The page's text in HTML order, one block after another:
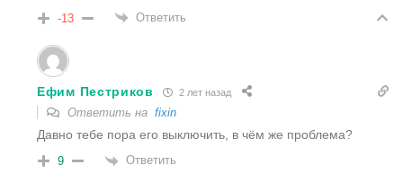
-13 Ответить
Ефим Пестриков 2 лет назад
Ответить на fixin
Давно тебе пора его выключить, в чём же проблема?
9 Ответить